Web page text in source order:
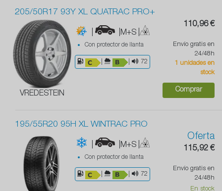
205/50R17 93Y XL QUATRAC PRO+
VREDESTEIN
| |M+S |
Con protector de llanta
72
110,96 €
Envío gratis en
24/48h
1 unidades en
stock
Comprar
195/55R20 95H XL WINTRAC PRO
| |M+S |
Con protector de llanta
72
Oferta
115,92 €
Envío gratis en
24/48h
En stock